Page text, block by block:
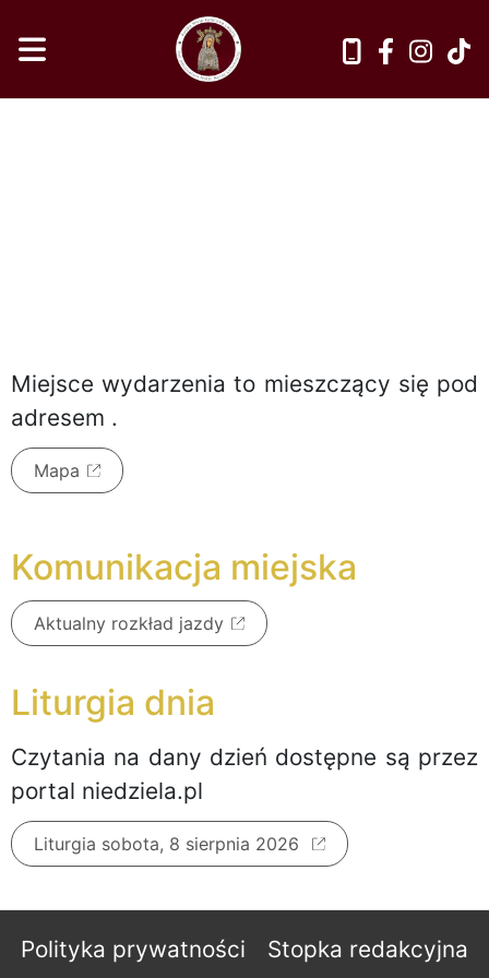
Miejsce wydarzenia to mieszczący się pod
adresem .
Mapa
Komunikacja miejska
Aktualny rozkład jazdy
Liturgia dnia
Czytania na dany dzień dostępne są przez
portal niedziela.pl
Liturgia sobota, 8 sierpnia 2026
Polityka prywatności Stopka redakcyjna